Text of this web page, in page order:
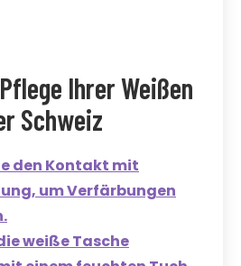
Ihrer Weißen
Schweiz
den Kontakt mit
um Verfärbungen
weiße Tasche